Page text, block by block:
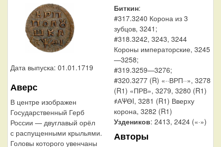
Дата выпуска: 01.01.1719
Аверс
В центре изображен
Государственный Герб
России — двуглавый орёл
с распущенными крыльями.
Головы которого увенчаны
Биткин:
#317.3240 Корона из 3
зубцов, 3241;
#318.3242, 3243, 3244
Короны императорские, 3245
—3258;
#319.3259—3276;
#320.3277 (R) «··ВРП··», 3278
(R1) «ПРВ», 3279, 3280 (R1)
҂АΨӨI, 3281 (R1) Вверху
корона, 3282 (R1)
Уздеников: 2413, 2424 («·»)
Авторы